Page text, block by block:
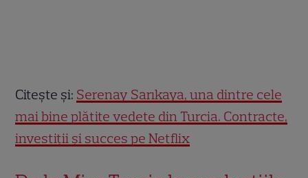
Citește și: Serenay Sarıkaya, una dintre cele
mai bine plătite vedete din Turcia. Contracte,
investiții și succes pe Netflix